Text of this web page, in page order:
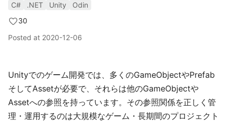
C# .NET Unity
Odin
30
Posted at 2020-12-06
Unityでのゲーム開発では、多くのGameObjectやPrefab
そしてAssetが必要で、それらは他のGameObjectや
Assetへの参照を持っています。その参照関係を正しく管
理・運用するのは大規模なゲーム・長期間のプロジェクト